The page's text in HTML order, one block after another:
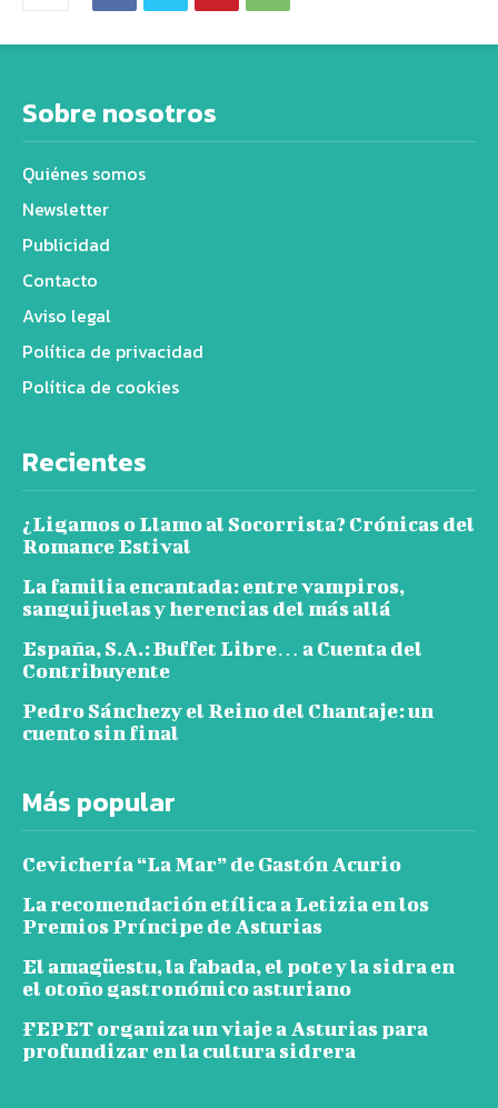
Sobre nosotros
Quiénes somos
Newsletter
Publicidad
Contacto
Aviso legal
Política de privacidad
Política de cookies
Recientes
¿Ligamos o Llamo al Socorrista? Crónicas del
Romance Estival
La familia encantada: entre vampiros,
sanguijuelas y herencias del más allá
España, S.A.: Buffet Libre… a Cuenta del
Contribuyente
Pedro Sánchezy el Reino del Chantaje: un
cuento sin final
Más popular
Cevichería “La Mar” de Gastón Acurio
La recomendación etílica a Letizia en los
Premios Príncipe de Asturias
El amagüestu, la fabada, el pote y la sidra en
el otoño gastronómico asturiano
FEPET organiza un viaje a Asturias para
profundizar en la cultura sidrera